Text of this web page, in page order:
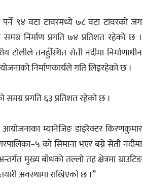
९४ वटा टावरमध्ये ७८ वटा टावरको जग
निर्माण प्रगति ७४ प्रतिशत रहेको छ ।
टोलीले तनहुँस्थित सेती नदीमा निर्माणाधीन
निर्माणकार्यले गति लिइरहेको छ ।
प्रगति ६३ प्रतिशत रहेको छ ।
म्यानेजिङ डाइरेक्टर किरणकुमार
को सिमाना भएर बग्ने सेती नदीमा
मुख्य बाँधको तल्लो तह क्षेत्रमा ग्राउटिङ
अवस्थामा राखिएको छ ।”